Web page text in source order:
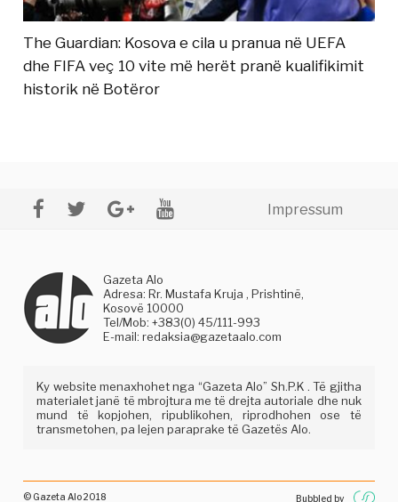
The Guardian: Kosova e cila u pranua në UEFA
dhe FIFA veç 10 vite më herët pranë kualifikimit
historik në Botëror
Impressum
Gazeta Alo
Adresa: Rr. Mustafa Kruja , Prishtinë,
Kosovë 10000
Tel/Mob: +383(0) 45/111-993
E-mail:redaksia@gazetaalo.com
Ky website menaxhohet nga “Gazeta Alo” Sh.P.K . Të gjitha
materialet janë të mbrojtura me të drejta autoriale dhe nuk
mund të kopjohen, ripublikohen, riprodhohen ose të
transmetohen, pa lejen paraprake të Gazetës Alo.
© Gazeta Alo 2018 Bubbled by